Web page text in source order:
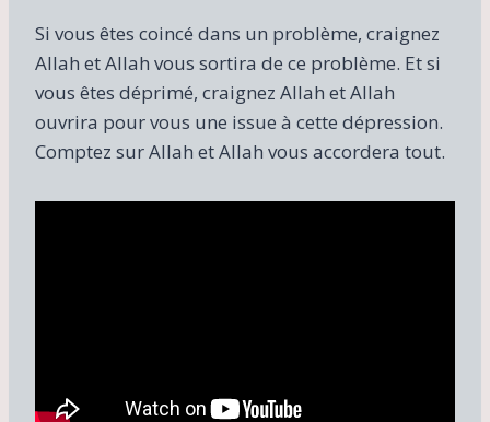
Si vous êtes coincé dans un problème, craignez
Allah et Allah vous sortira de ce problème. Et si
vous êtes déprimé, craignez Allah et Allah
ouvrira pour vous une issue à cette dépression.
Comptez sur Allah et Allah vous accordera tout.